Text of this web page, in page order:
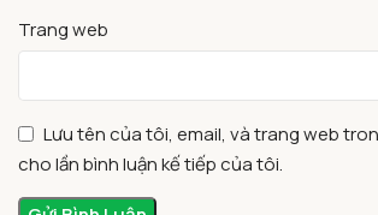
Trang web
Lưu tên của tôi, email, và trang web
cho lần bình luận kế tiếp của tôi.